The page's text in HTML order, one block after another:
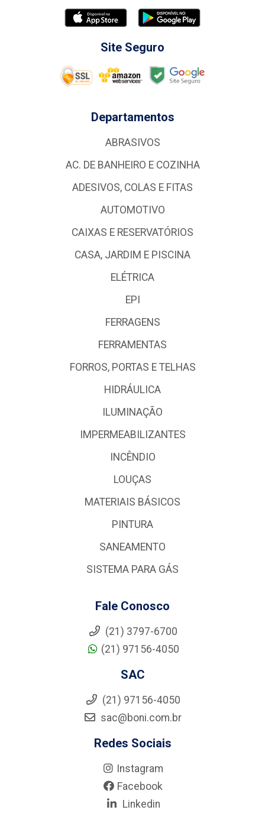
Site Seguro
Departamentos
ABRASIVOS
AC. DE BANHEIRO E COZINHA
ADESIVOS, COLAS E FITAS
AUTOMOTIVO
CAIXAS E RESERVATÓRIOS
CASA, JARDIM E PISCINA
ELÉTRICA
EPI
FERRAGENS
FERRAMENTAS
FORROS, PORTAS E TELHAS
HIDRÁULICA
ILUMINAÇÃO
IMPERMEABILIZANTES
INCÊNDIO
LOUÇAS
MATERIAIS BÁSICOS
PINTURA
SANEAMENTO
SISTEMA PARA GÁS
Fale Conosco
(21) 3797-6700
(21) 97156-4050
SAC
(21) 97156-4050
sac@boni.com.br
Redes Sociais
Instagram
Facebook
Linkedin